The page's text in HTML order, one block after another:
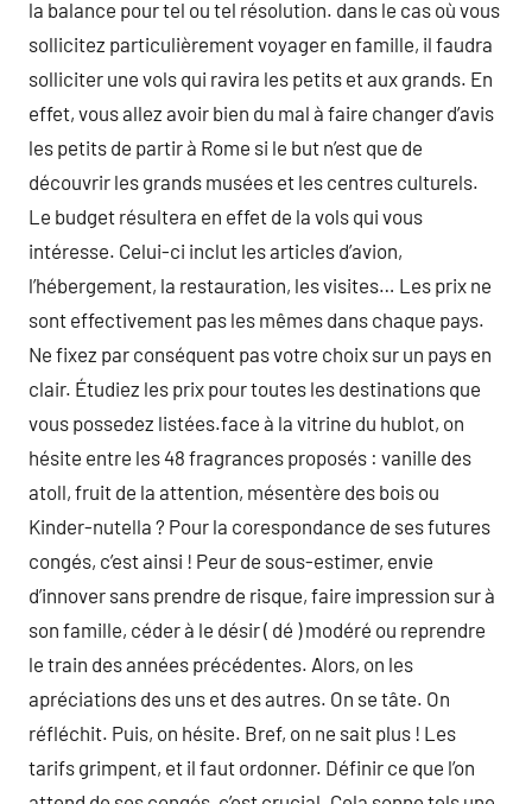
la balance pour tel ou tel résolution. dans le cas où vous
sollicitez particulièrement voyager en famille, il faudra
solliciter une vols qui ravira les petits et aux grands. En
effet, vous allez avoir bien du mal à faire changer d’avis
les petits de partir à Rome si le but n’est que de
découvrir les grands musées et les centres culturels.
Le budget résultera en effet de la vols qui vous
intéresse. Celui-ci inclut les articles d’avion,
l’hébergement, la restauration, les visites… Les prix ne
sont effectivement pas les mêmes dans chaque pays.
Ne fixez par conséquent pas votre choix sur un pays en
clair. Étudiez les prix pour toutes les destinations que
vous possedez listées.face à la vitrine du hublot, on
hésite entre les 48 fragrances proposés : vanille des
atoll, fruit de la attention, mésentère des bois ou
Kinder-nutella ? Pour la corespondance de ses futures
congés, c’est ainsi ! Peur de sous-estimer, envie
d’innover sans prendre de risque, faire impression sur à
son famille, céder à le désir ( dé ) modéré ou reprendre
le train des années précédentes. Alors, on les
apréciations des uns et des autres. On se tâte. On
réfléchit. Puis, on hésite. Bref, on ne sait plus ! Les
tarifs grimpent, et il faut ordonner. Définir ce que l’on